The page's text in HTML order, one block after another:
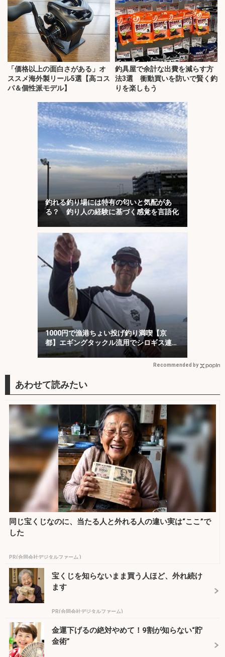
「価格以上の面白さがある」オ
ススメ海外製リール5選【高コス
パ＆個性派モデル】
釣具屋で余計な出費を減らす方
法3選 衝動買いを防いで賢く釣
りを楽しもう
釣れる釣り場には特有の匂いと気配があ
る？ 釣り人の経験に基づく感覚を言語化
1000円で漁港ちょい投げ釣り満喫【京
都】エギングタックル流用でシロギス連
発！
Recommended by
同じ宝くじなのに、当たる人と外れる人の違い実は“ここ”で
した
PR(合同会社デジタルファーム )
宝くじを知らないまま買う人ほど、外れ続け
ます
PR(合同会社デジタルファーム)
金運下げるの絶対やめて！9割が知らない“貯
金術”